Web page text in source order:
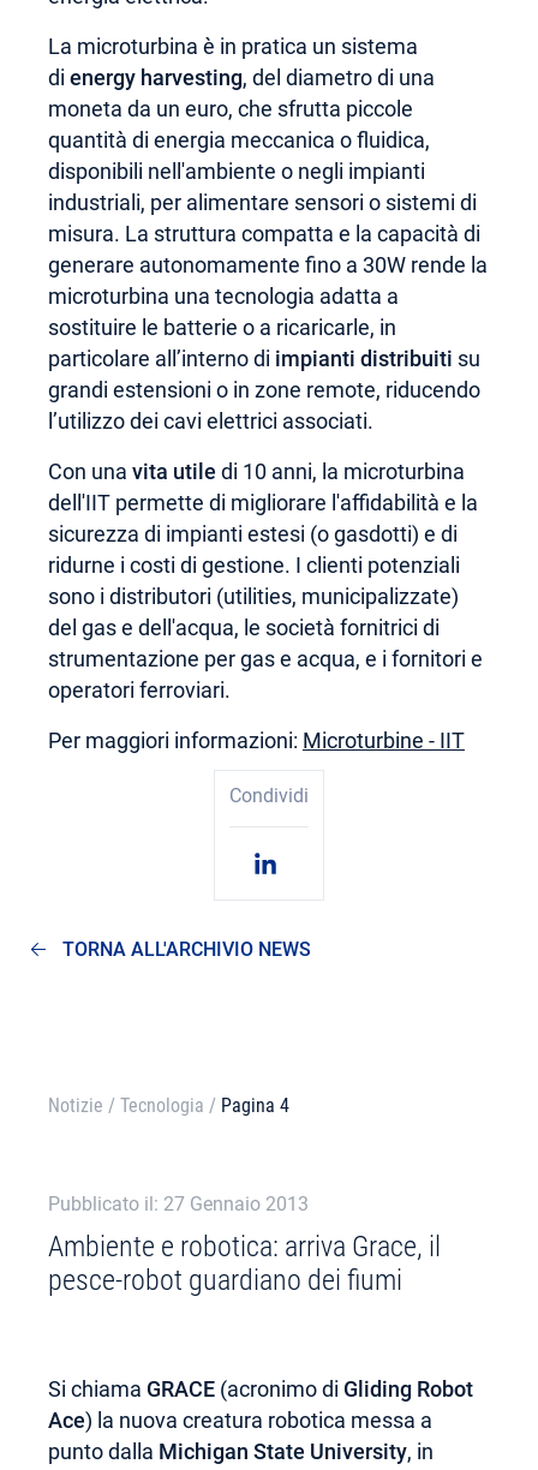
La microturbina è in pratica un sistema
di energy harvesting, del diametro di una
moneta da un euro, che sfrutta piccole
quantità di energia meccanica o fluidica,
disponibili nell'ambiente o negli impianti
industriali, per alimentare sensori o sistemi di
misura. La struttura compatta e la capacità di
generare autonomamente fino a 30W rende la
microturbina una tecnologia adatta a
sostituire le batterie o a ricaricarle, in
particolare all’interno di impianti distribuiti su
grandi estensioni o in zone remote, riducendo
l’utilizzo dei cavi elettrici associati.
Con una vita utile di 10 anni, la microturbina
dell'IIT permette di migliorare l'affidabilità e la
sicurezza di impianti estesi (o gasdotti) e di
ridurne i costi di gestione. I clienti potenziali
sono i distributori (utilities, municipalizzate)
del gas e dell'acqua, le società fornitrici di
strumentazione per gas e acqua, e i fornitori e
operatori ferroviari.
Per maggiori informazioni: Microturbine - IIT
Condividi
TORNA ALL'ARCHIVIO NEWS
Notizie / Tecnologia / Pagina 4
Pubblicato il: 27 Gennaio 2013
Ambiente e robotica: arriva Grace, il
pesce-robot guardiano dei fiumi
Si chiama GRACE (acronimo di Gliding Robot
Ace) la nuova creatura robotica messa a
punto dalla Michigan State University, in